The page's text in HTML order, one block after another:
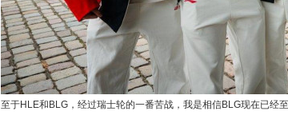
至于HLE和BLG，经过瑞士轮的一番苦战，我是相信BLG现在已经